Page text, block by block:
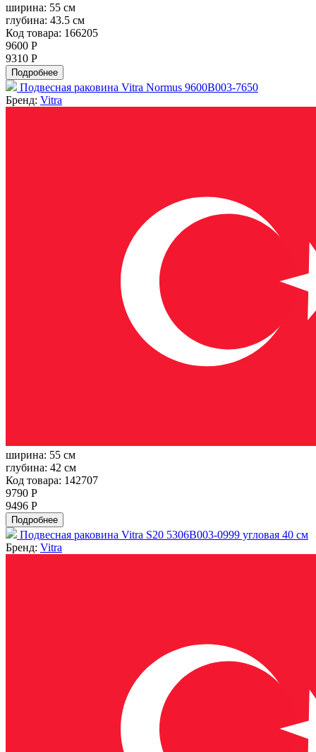
ширина: 55 см
глубина: 43.5 см
Код товара: 166205
9600 Р
9310 Р
Подробнее
Подвесная раковина Vitra Normus 9600B003-7650
Бренд: Vitra
ширина: 55 см
глубина: 42 см
Код товара: 142707
9790 Р
9496 Р
Подробнее
Подвесная раковина Vitra S20 5306B003-0999 угловая 40 см
Бренд: Vitra